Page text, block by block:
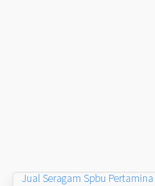
Jual Seragam Spbu Pertamina